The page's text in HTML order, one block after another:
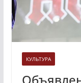
КУЛЬТУРА